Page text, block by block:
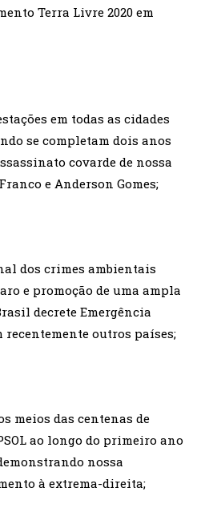
Terra Livre 2020 em
em todas as cidades
se completam dois anos
covarde de nossa
e Anderson Gomes;
dos crimes ambientais
e promoção de uma ampla
decrete Emergência
outros países;
meios das centenas de
ao longo do primeiro ano
nossa
à extrema-direita;